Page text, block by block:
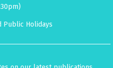
Public Holidays